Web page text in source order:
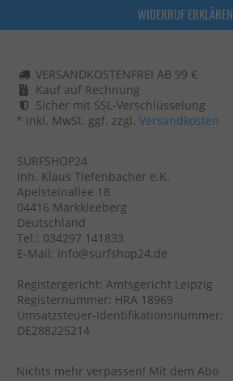
WIDERRUF ERKLÄREN
VERSANDKOSTENFREI AB 99 €
Kauf auf Rechnung
Sicher mit SSL-Verschlüsselung
* inkl. MwSt. ggf. zzgl. Versandkosten
SURFSHOP24
Inh. Klaus Tiefenbacher e.K.
Apelsteinallee 18
04416 Markkleeberg
Deutschland
Tel.: 034297 141833
E-Mail: info@surfshop24.de
Registergericht: Amtsgericht Leipzig
Registernummer: HRA 18969
Umsatzsteuer-Identifikationsnummer:
DE288225214
Nichts mehr verpassen! Mit dem Abo